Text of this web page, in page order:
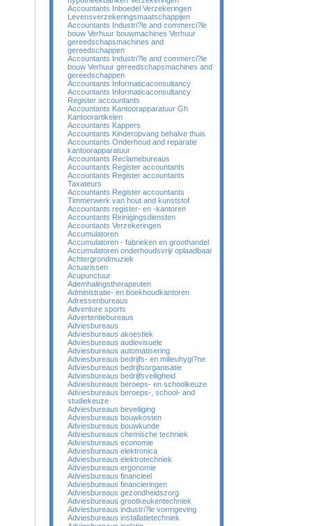
Accountants Inboedel Verzekeringen
Levensverzekeringsmaatschappijen
Accountants Industri?le and commerci?le
bouw Verhuur bouwmachines Verhuur
gereedschapsmachines and
gereedschappen
Accountants Industri?le and commerci?le
bouw Verhuur gereedschapsmachines and
gereedschappen
Accountants Informaticaconsultancy
Accountants Informaticaconsultancy
Register accountants
Accountants Kantoorapparatuur Gh
Kantoorartikelen
Accountants Kappers
Accountants Kinderopvang behalve thuis
Accountants Onderhoud and reparatie
kantoorapparatuur
Accountants Reclamebureaus
Accountants Register accountants
Accountants Register accountants
Taxateurs
Accountants Register accountants
Timmerwerk van hout and kunststof
Accountants register- en -kantoren
Accountants Reinigingsdiensten
Accountants Verzekeringen
Accumulatoren
Accumulatoren - fabrieken en groothandel
Accumulatoren onderhoudsvrij/ oplaadbaar
Achtergrondmuziek
Actuarissen
Acupunctuur
Ademhalingstherapeuten
Administratie- en boekhoudkantoren
Adressenbureaus
Adventure sports
Advertentiebureaus
Adviesbureaus
Adviesbureaus akoestiek
Adviesbureaus audiovisuele
Adviesbureaus automatisering
Adviesbureaus bedrijfs- en milieuhygi?ne
Adviesbureaus bedrijfsorganisatie
Adviesbureaus bedrijfsveiligheid
Adviesbureaus beroeps- en schoolkeuze
Adviesbureaus beroeps-, school- and
studiekeuze
Adviesbureaus beveiliging
Adviesbureaus bouwkosten
Adviesbureaus bouwkunde
Adviesbureaus chemische techniek
Adviesbureaus economie
Adviesbureaus elektronica
Adviesbureaus elektrotechniek
Adviesbureaus ergonomie
Adviesbureaus financieel
Adviesbureaus financieringen
Adviesbureaus gezondheidszorg
Adviesbureaus grootkeukentechniek
Adviesbureaus industri?le vormgeving
Adviesbureaus installatietechniek